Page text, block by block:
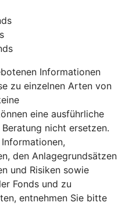
Informationen
zu einzelnen Arten von
eine ausführliche
nicht ersetzen.
den Anlagegrundsätzen
und Risiken sowie
Fonds und zu
entnehmen Sie bitte